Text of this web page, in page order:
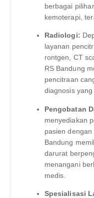
berbagai
kemoterapi,
Radiologi:
layanan
rontgen, CT
RS Bandung
pencitraan
diagnosis
Pengobatan
menyediakan
pasien
Bandung
darurat
menangani
medis.
Spesialisasi